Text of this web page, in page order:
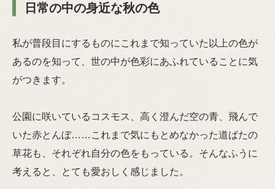
日常の中の身近な秋の色
私が普段目にするものにこれまで知っていた以上の色が
あるのを知って、世の中が色彩にあふれていることに気
がつきます。
公園に咲いているコスモス、高く澄んだ空の青、飛んで
いた赤とんぼ……これまで気にもとめなかった道ばたの
草花も、それぞれ自分の色をもっている。そんなふうに
考えると、とても愛おしく感じました。